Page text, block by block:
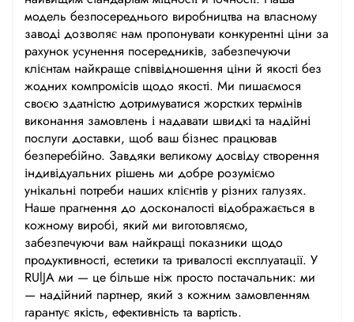
модель безпосереднього виробництва на власному
заводі дозволяє нам пропонувати конкурентні ціни за
рахунок усунення посередників, забезпечуючи
клієнтам найкраще співвідношення ціни й якості без
жодних компромісів щодо якості. Ми пишаємося
своєю здатністю дотримуватися жорстких термінів
виконання замовлень і надавати швидкі та надійні
послуги доставки, щоб ваш бізнес працював
безперебійно. Завдяки великому досвіду створення
індивідуальних рішень ми добре розуміємо
унікальні потреби наших клієнтів у різних галузях.
Наше прагнення до досконалості відображається в
кожному виробі, який ми виготовляємо,
забезпечуючи вам найкращі показники щодо
продуктивності, естетики та тривалості експлуатації. У
RUlJA ми — це більше ніж просто постачальник: ми
— надійний партнер, який з кожним замовленням
гарантує якість, ефективність та вартість.